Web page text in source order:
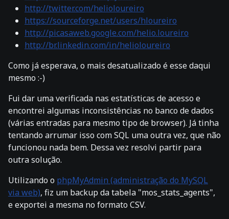
http://twitter.com/helioloureiro
https://sourceforge.net/users/hloureiro
http://picasaweb.google.com/helio.loureiro
http://br.linkedin.com/in/helioloureiro
Como já esperava, o mais desatualizado é esse daqui
mesmo :-)
Fui dar uma verificada nas estatísticas de acesso e
encontrei algumas inconsistências no banco de dados
(várias entradas para mesmo tipo de browser). Já tinha
tentando arrumar isso com SQL uma outra vez, que não
funcionou nada bem. Dessa vez resolvi partir para
outra solução.
Utilizando o phpMyAdmin (administração do MySQL
via web), fiz um backup da tabela "mos_stats_agents",
e exportei a mesma no formato CSV.